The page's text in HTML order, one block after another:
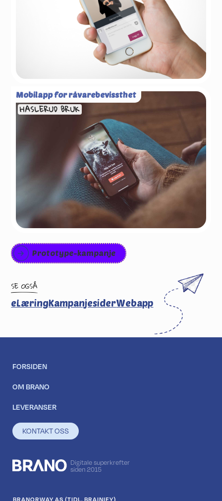
Mobilapp for råvarebevissthet
HASLERUD BRUK
Prototype-kampanje
SE OGSÅ
eLæringKampanjesiderWebapp
FORSIDEN
OM BRANO
LEVERANSER
KONTAKT OSS
Digitale superkrefter
siden 2015
BRANORWAY AS (TIDL. BRAINIFY)